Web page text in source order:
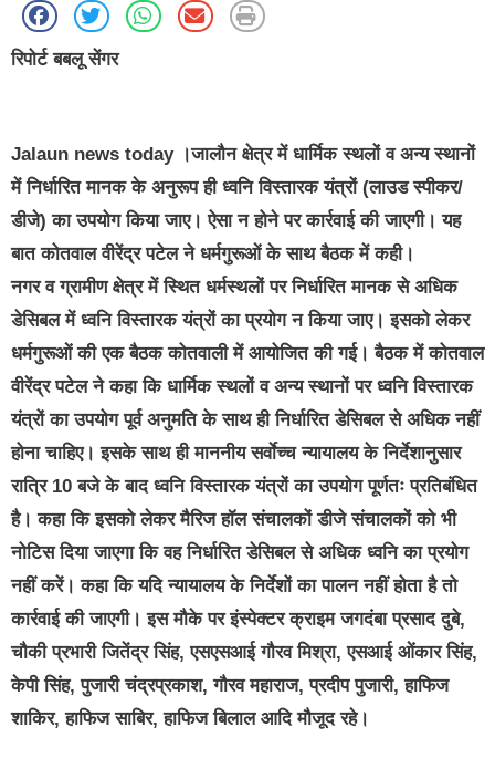
रिपोर्ट बबलू सेंगर
Jalaun news today।जालौन क्षेत्र में धार्मिक स्थलों व अन्य स्थानों
में निर्धारित मानक के अनुरूप ही ध्वनि विस्तारक यंत्रों (लाउड स्पीकर/
डीजे) का उपयोग किया जाए। ऐसा न होने पर कार्रवाई की जाएगी। यह
बात कोतवाल वीरेंद्र पटेल ने धर्मगुरूओं के साथ बैठक में कही।
नगर व ग्रामीण क्षेत्र में स्थित धर्मस्थलों पर निर्धारित मानक से अधिक
डेसिबल में ध्वनि विस्तारक यंत्रों का प्रयोग न किया जाए। इसको लेकर
धर्मगुरूओं की एक बैठक कोतवाली में आयोजित की गई। बैठक में कोतवाल
वीरेंद्र पटेल ने कहा कि धार्मिक स्थलों व अन्य स्थानों पर ध्वनि विस्तारक
यंत्रों का उपयोग पूर्व अनुमति के साथ ही निर्धारित डेसिबल से अधिक नहीं
होना चाहिए। इसके साथ ही माननीय सर्वाेच्च न्यायालय के निर्देशानुसार
रात्रि 10 बजे के बाद ध्वनि विस्तारक यंत्रों का उपयोग पूर्णतः प्रतिबंधित
है। कहा कि इसको लेकर मैरिज हॉल संचालकों डीजे संचालकों को भी
नोटिस दिया जाएगा कि वह निर्धारित डेसिबल से अधिक ध्वनि का प्रयोग
नहीं करें। कहा कि यदि न्यायालय के निर्देशों का पालन नहीं होता है तो
कार्रवाई की जाएगी। इस मौके पर इंस्पेक्टर क्राइम जगदंबा प्रसाद दुबे,
चौकी प्रभारी जितेंद्र सिंह, एसएसआई गौरव मिश्रा, एसआई ओंकार सिंह,
केपी सिंह, पुजारी चंद्रप्रकाश, गौरव महाराज, प्रदीप पुजारी, हाफिज
शाकिर, हाफिज साबिर, हाफिज बिलाल आदि मौजूद रहे।